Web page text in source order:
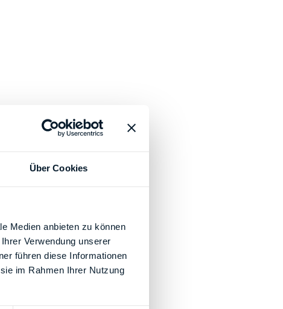
Über Cookies
Medien anbieten zu können
Verwendung unserer
führen diese Informationen
im Rahmen Ihrer Nutzung